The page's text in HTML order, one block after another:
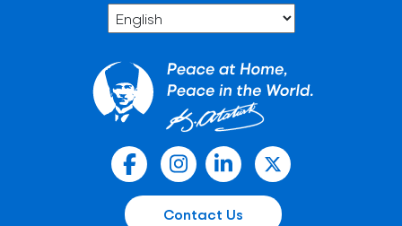
Contact Us